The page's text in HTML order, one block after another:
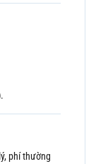
phí thường